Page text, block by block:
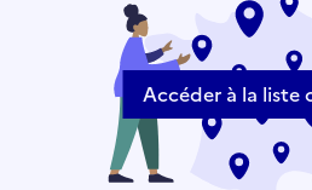
Accéder à la liste